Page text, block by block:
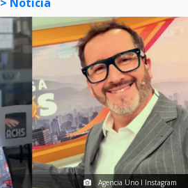
Agencia Uno I Instagram